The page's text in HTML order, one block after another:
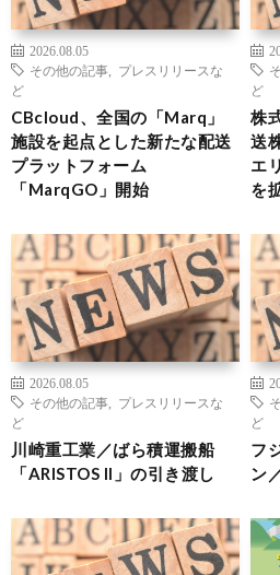
2026.08.05
その他の記事
プレスリリースな
ど
CBcloud、全国の「Marq」
施設を起点とした新たな配送
プラットフォーム
「MarqGO」開始
ど
株
送
エ
を
2026.08.05
その他の記事
プレスリリースな
ど
川崎重工業／ばら積運搬船
「ARISTOS II」の引き渡し
ど
フ
ン